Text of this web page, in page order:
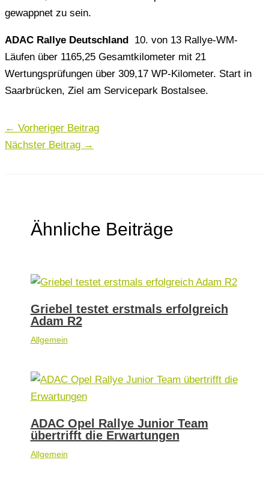
gewappnet zu sein.
ADAC Rallye Deutschland 10. von 13 Rallye-WM-
Läufen über 1165,25 Gesamtkilometer mit 21
Wertungsprüfungen über 309,17 WP-Kilometer. Start in
Saarbrücken, Ziel am Servicepark Bostalsee.
← Vorheriger Beitrag
Nächster Beitrag →
Ähnliche Beiträge
Griebel testet erstmals erfolgreich
Adam R2
Allgemein
ADAC Opel Rallye Junior Team
übertrifft die Erwartungen
Allgemein